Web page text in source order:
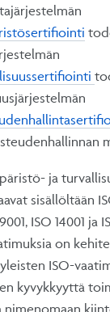
ja
sisällöltään
ISO 14001 ja
on
ISO-
kyvykkyyttä